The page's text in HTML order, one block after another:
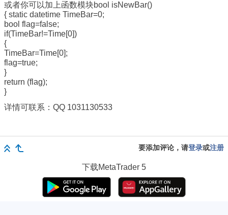
或者你可以加上函数模块bool isNewBar()
{ static datetime TimeBar=0;
bool flag=false;
if(TimeBar!=Time[0])
{
TimeBar=Time[0];
flag=true;
}
return (flag);
}
详情可联系：QQ 1031130533
要添加评论，请登录或注册
下载MetaTrader 5